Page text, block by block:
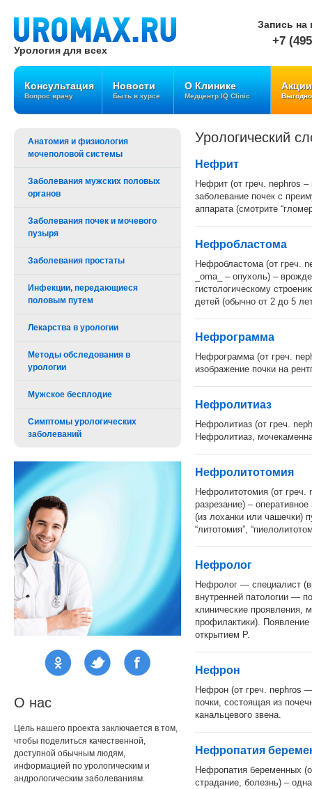
Урология для всех
Запись на
+7
Консультация
Вопрос врачу
Новости
Быть в курсе
О Клинике
Медцентр IQ Clinic
Акции
Анатомия и физиология
мочеполовой системы
Заболевания мужских половых
органов
Заболевания почек и мочевого
пузыря
Заболевания простаты
Инфекции, передающиеся
половым путем
Лекарства в урологии
Методы обследования в
урологии
Мужское бесплодие
Симптомы урологических
заболеваний
О нас
Цель нашего проекта заключается в том,
чтобы поделиться качественной,
доступной обычным людям,
информацией по урологическим и
андрологическим заболеваниям.
Урологический
Нефрит
Нефрит (от греч. nephros
заболевание почек с
аппарата (смотрите
Нефробластома
Нефробластома (от греч.
_oma_ – опухоль) –
гистологическому
детей (обычно от 2 до 5
Нефрограмма
Нефрограмма (от греч.
изображение почки на
Нефролитиаз
Нефролитиаз (от греч.
Нефролитиаз,
Нефролитотомия
Нефролитотомия (от греч.
разрезание) –
(из лоханки или чашечки)
“литотомия”,
Нефролог
Нефролог — специалист
внутренней патологии —
клинические проявления,
профилактики).
открытием Р.
Нефрон
Нефрон (от греч. nephros
почки, состоящая из
канальцевого звена.
Нефропатия
Нефропатия беременных
страдание, болезнь) –